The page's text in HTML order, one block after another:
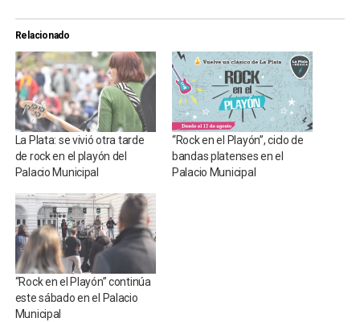
Relacionado
La Plata: se vivió otra tarde
de rock en el playón del
Palacio Municipal
“Rock en el Playón”, ciclo de
bandas platenses en el
Palacio Municipal
“Rock en el Playón” continúa
este sábado en el Palacio
Municipal